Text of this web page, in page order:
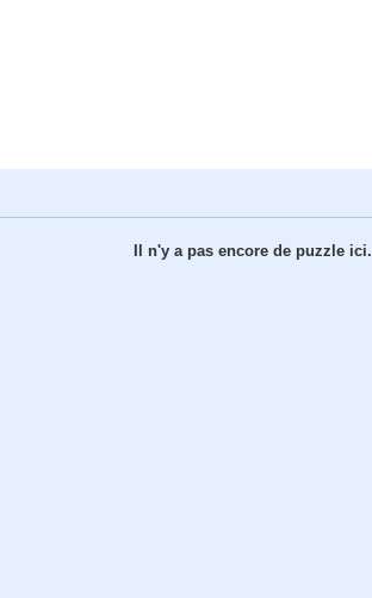
Il n'y a pas encore de puzzle ici.